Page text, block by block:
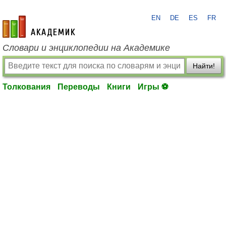
academic.ru
EN DE ES FR
Словари и энциклопедии на Академике
Найти!
Толкования Переводы Книги Игры ⚽